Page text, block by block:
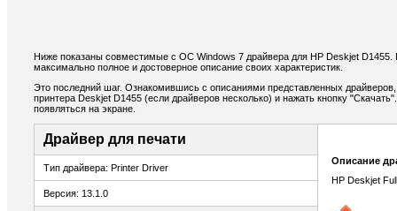
Ниже показаны совместимые с ОС Windows 7 драйвера для HP Deskjet
максимально полное и достоверное описание своих характеристик.
Это последний шаг. Ознакомившись с описаниями представленных
принтера Deskjet D1455 (если драйверов несколько) и нажать кнопку
появляться на экране.
Драйвер для печати
Тип драйвера: Printer Driver
Версия: 13.1.0
Описание
HP Deskjet